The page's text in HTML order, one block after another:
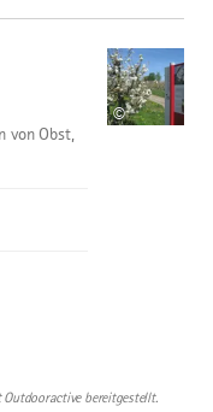
©
von Obst,
bereitgestellt.